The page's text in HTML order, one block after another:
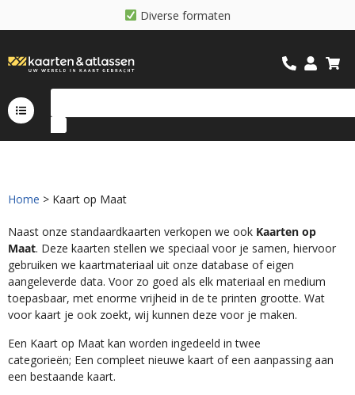
Diverse formaten
Home > Kaart op Maat
Naast onze standaardkaarten verkopen we ook Kaarten op
Maat. Deze kaarten stellen we speciaal voor je samen, hiervoor
gebruiken we kaartmateriaal uit onze database of eigen
aangeleverde data. Voor zo goed als elk materiaal en medium
toepasbaar, met enorme vrijheid in de te printen grootte. Wat
voor kaart je ook zoekt, wij kunnen deze voor je maken.
Een Kaart op Maat kan worden ingedeeld in twee
categorieën; Een compleet nieuwe kaart of een aanpassing aan
een bestaande kaart.